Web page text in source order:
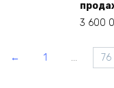
3 600
← 1 … 76